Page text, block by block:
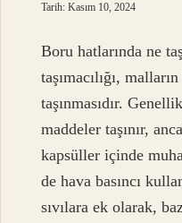
Tarih: Kasım 10, 2024
Boru hatlarında ne
taşımacılığı,
taşınmasıdır.
maddeler taşınır,
kapsüller içinde
de hava basıncı
sıvılara ek olarak,